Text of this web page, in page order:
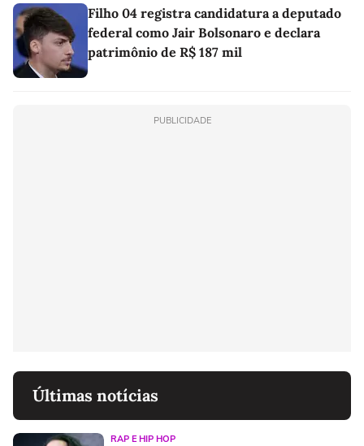
Filho 04 registra candidatura a deputado
federal como Jair Bolsonaro e declara
patrimônio de R$ 187 mil
PUBLICIDADE
Últimas notícias
RAP E HIP HOP